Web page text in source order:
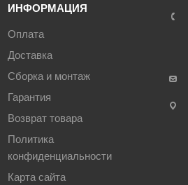
ИНФОРМАЦИЯ
Оплата
Доставка
Сборка и монтаж
Гарантия
Возврат товара
Политика
конфиденциальности
Карта сайта